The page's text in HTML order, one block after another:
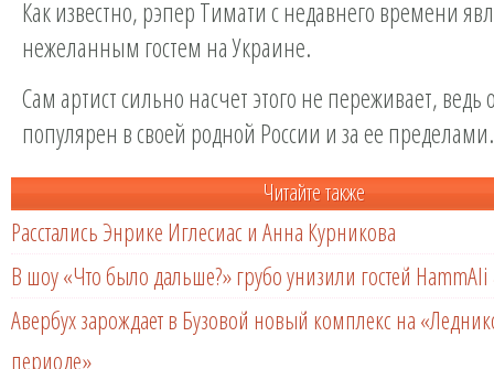
Как известно, рэпер Тимати с недавнего времени
нежеланным гостем на Украине.
Сам артист сильно насчет этого не переживает,
популярен в своей родной России и за ее пределами.
Читайте также
Расстались Энрике Иглесиас и Анна Курникова
В шоу «Что было дальше?» грубо унизили гостей HammAli
Авербух зарождает в Бузовой новый комплекс на
периоде»